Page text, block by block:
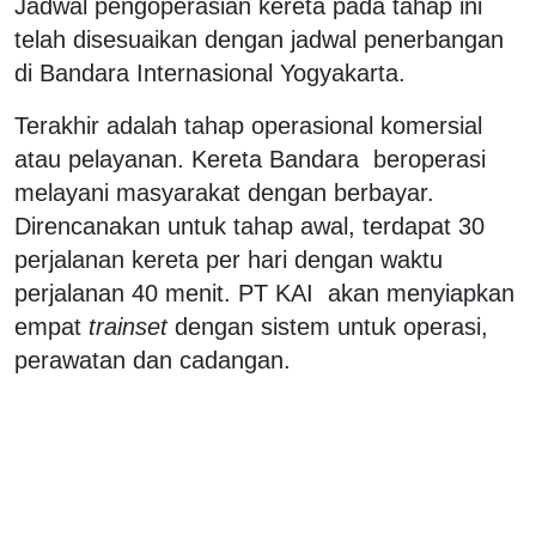
Jadwal pengoperasian kereta pada tahap ini
telah disesuaikan dengan jadwal penerbangan
di Bandara Internasional Yogyakarta.
Terakhir adalah tahap operasional komersial
atau pelayanan. Kereta Bandara beroperasi
melayani masyarakat dengan berbayar.
Direncanakan untuk tahap awal, terdapat 30
perjalanan kereta per hari dengan waktu
perjalanan 40 menit. PT KAI akan menyiapkan
empat trainsetdengan sistem untuk operasi,
perawatan dan cadangan.